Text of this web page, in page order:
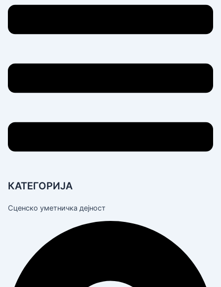
КАТЕГОРИЈА
Сценско уметничка дејност